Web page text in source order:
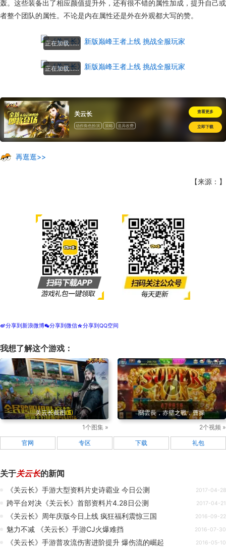
轰。这些装备出了相应颜值提升外，还有很不错的属性加成，提升自己或
者整个团队的属性。不论是内在属性还是外在外观都大写的赞。
正在加载……
正在加载……
关云长
动作角色扮演 策略 道具收费
查看更多
立即下载
再逛逛>>
【来源：】
t分享到新浪微博w分享到微信z分享到QQ空间
我想了解这个游戏：
关云长截图(5)
1个图集 »
關雲長，赤壁之戰，曹操
2个视频 »
官网 专区 下载 礼包
关于关云长的新闻
《关云长》手游大型资料片史诗霸业 今日公测 2017-04-28
跨平台对决《关云长》首部资料片4.28日公测 2017-04-21
《关云长》周年庆版今日上线 疯狂福利震惊三国 2016-09-22
魅力不减 《关云长》手游CJ火爆难挡 2016-07-30
《关云长》手游普攻流伤害进阶提升 爆伤流的崛起 2016-05-10